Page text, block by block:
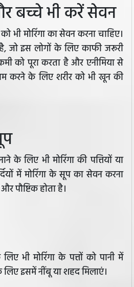
बच्चे भी करें सेवन
भी मोरिंगा का सेवन करना चाहिए।
जो इस लोगों के लिए काफी जरूरी
को पूरा करता है और एनीमिया से
करने के लिए शरीर को भी खून की
के लिए भी मोरिंगा की पत्तियों या
में मोरिंगा के सूप का सेवन करना
पौष्टिक होता है।
भी मोरिंगा के पत्तों को पानी में
इसमें नींबू या शहद मिलाएं।